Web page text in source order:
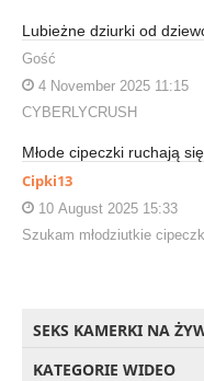
Lubieżne dziurki od
Gość
4 November 2025 11:15
CYBERLYCRUSH
Młode cipeczki ruchają
Cipki13
10 August 2025 15:33
Szukam młodziutkie
SEKS KAMERKI NA
KATEGORIE WIDEO